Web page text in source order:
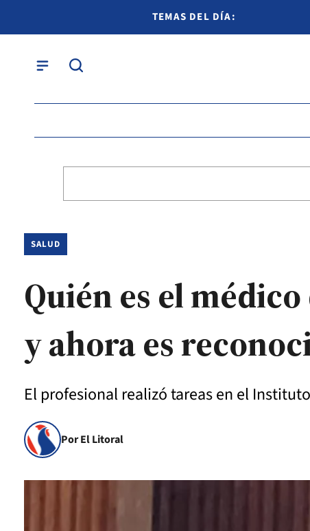
TEMAS DEL DÍA:
SALUD
Quién es el
y ahora es
El profesional realizó tareas en el
Por El Litoral